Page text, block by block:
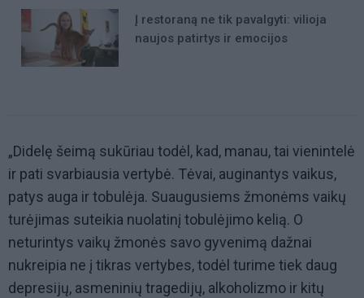
Į restoraną ne tik pavalgyti: vilioja
naujos patirtys ir emocijos
„Didelę šeimą sukūriau todėl, kad, manau, tai vienintelė
ir pati svarbiausia vertybė. Tėvai, auginantys vaikus,
patys auga ir tobulėja. Suaugusiems žmonėms vaikų
turėjimas suteikia nuolatinį tobulėjimo kelią. O
neturintys vaikų žmonės savo gyvenimą dažnai
nukreipia ne į tikras vertybes, todėl turime tiek daug
depresijų, asmeninių tragedijų, alkoholizmo ir kitų